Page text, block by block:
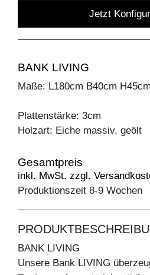
Jetzt
BANK LIVING
Maße: L180cm B40cm H45cm
Plattenstärke: 3cm
Holzart: Eiche massiv, geölt
Gesamtpreis
inkl. MwSt. zzgl.
Produktionszeit 8-9 Wochen
BANK LIVING
Unsere Bank LIVING